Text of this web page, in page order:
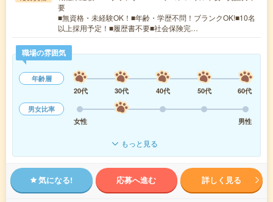
要
■無資格・未経験OK！■年齢・学歴不問！ブランクOK!■10名
以上採用予定！■履歴書不要■社会保険完…
職場の雰囲気
年齢層
20代
30代 40代 50代
60代
男女比率
女性
男性
もっと見る
気になる! 応募へ進む 詳しく見る